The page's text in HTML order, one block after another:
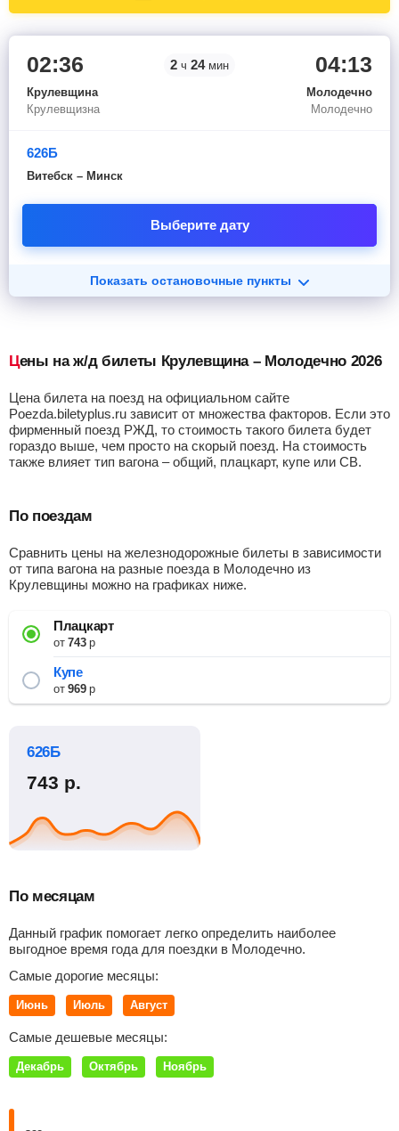
02:36
Крулевщина
Крулевщизна
2 ч 24 мин 04:13
Молодечно
Молодечно
626Б
Витебск – Минск
Выберите дату
Показать остановочные пункты
Цены на ж/д билеты Крулевщина – Молодечно 2026
Цена билета на поезд на официальном сайте
Poezda.biletyplus.ru зависит от множества факторов. Если это
фирменный поезд РЖД, то стоимость такого билета будет
гораздо выше, чем просто на скорый поезд. На стоимость
также влияет тип вагона – общий, плацкарт, купе или СВ.
По поездам
Сравнить цены на железнодорожные билеты в зависимости
от типа вагона на разные поезда в Молодечно из
Крулевщины можно на графиках ниже.
Плацкарт
от743р
Купе
от969р
626Б
743 р.
По месяцам
Данный график помогает легко определить наиболее
выгодное время года для поездки в Молодечно.
Самые дорогие месяцы:
Июнь Июль Август
Самые дешевые месяцы:
Декабрь Октябрь Ноябрь